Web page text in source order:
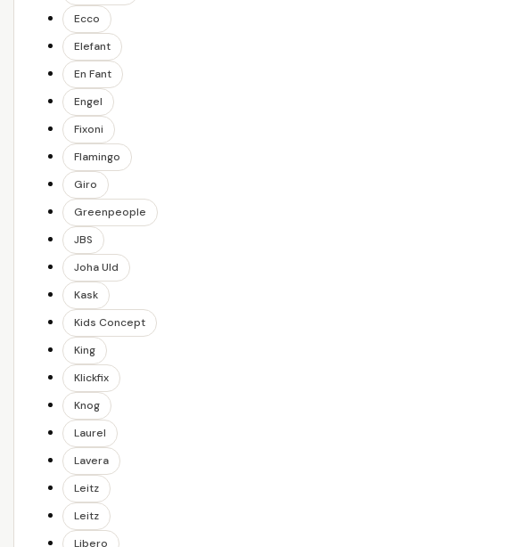
Ecco
Elefant
En Fant
Engel
Fixoni
Flamingo
Giro
Greenpeople
JBS
Joha Uld
Kask
Kids Concept
King
Klickfix
Knog
Laurel
Lavera
Leitz
Leitz
Libero